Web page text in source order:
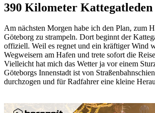
390 Kilometer Kattegatleden
Am nächsten Morgen habe ich den Plan, zum
Göteborg zu strampeln. Dort beginnt der
offiziell. Weil es regnet und ein kräftiger Wind
Wegweisern am Hafen und trete sofort die
Vielleicht hat mich das Wetter ja vor einem
Göteborgs Innenstadt ist von
durchzogen und für Radfahrer eine kleine